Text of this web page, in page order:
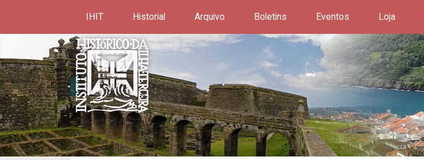
IHIT Historial Arquivo Boletins Eventos Loja